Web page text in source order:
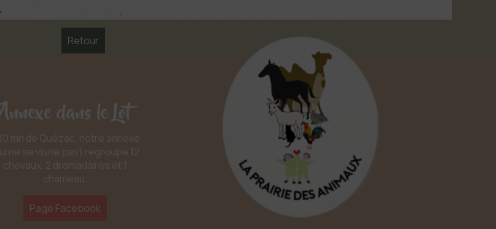
Retour
Annexe dans le Lot
mn de Quézac, notre annexe
ne se visite pas) regroupe 12
chevaux, 2 dromadaires et 1
chameau.
Page Facebook